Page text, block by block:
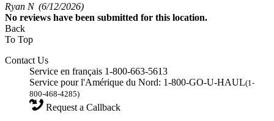
Ryan N (6/12/2026)
No reviews have been submitted for this location.
Back
To Top
Contact Us
Service en français 1-800-663-5613
Service pour l'Amérique du Nord: 1-800-GO-U-HAUL(1-
800-468-4285)
Request a Callback